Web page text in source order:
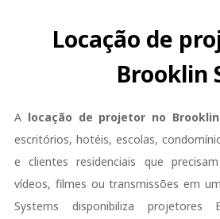
Locação de
Brooklin
A locação de projetor no Brooklin
escritórios, hotéis, escolas,
e clientes residenciais que
vídeos, filmes ou transmissões em
Systems disponibiliza projetores